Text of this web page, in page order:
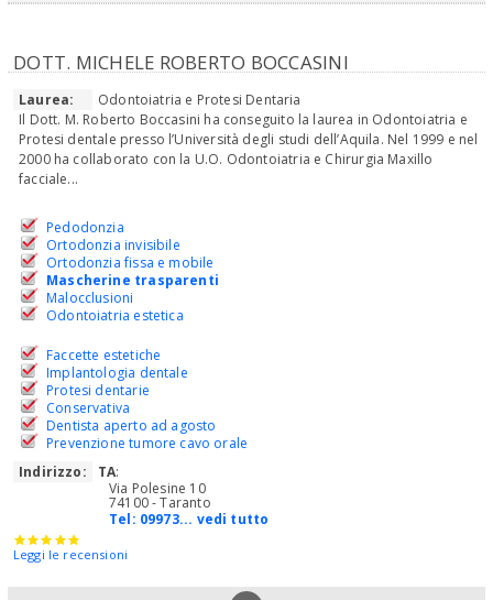
DOTT. MICHELE ROBERTO BOCCASINI
Laurea:
Odontoiatria e Protesi Dentaria
Il Dott. M. Roberto Boccasini ha conseguito la laurea in Odontoiatria e
Protesi dentale presso l’Università degli studi dell’Aquila. Nel 1999 e nel
2000 ha collaborato con la U.O. Odontoiatria e Chirurgia Maxillo
facciale...
Pedodonzia
Ortodonzia invisibile
Ortodonzia fissa e mobile
Mascherine trasparenti
Malocclusioni
Odontoiatria estetica
Faccette estetiche
Implantologia dentale
Protesi dentarie
Conservativa
Dentista aperto ad agosto
Prevenzione tumore cavo orale
Indirizzo:
TA:
Via Polesine 10
74100 - Taranto
Tel: 09973... vedi tutto
Leggi le recensioni